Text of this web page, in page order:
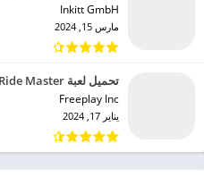
Inkitt GmbH‏
مارس 15, 2024
تحميل لعبة Ride Master مهكرة للاندرويد 2024
Freeplay Inc‏
يناير 17, 2024